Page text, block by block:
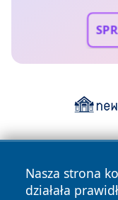
Nasza strona
działała